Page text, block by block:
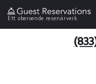
Ett oberoende resenärverk